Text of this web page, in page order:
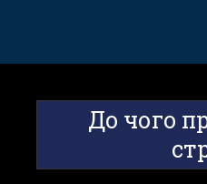
До чого